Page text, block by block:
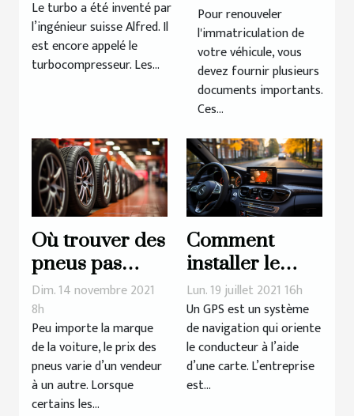
véhicule
Le turbo a été inventé par
l’ingénieur suisse Alfred. Il
est encore appelé le
turbocompresseur. Les...
renouveler
ma carte
grise ?
Pour renouveler
l'immatriculation de
votre véhicule, vous
devez fournir plusieurs
documents importants.
Ces...
Où trouver des
pneus pas
chers de
qualité pour
votre voiture ?
Dim. 14 novembre 2021
8h
Peu importe la marque
de la voiture, le prix des
pneus varie d’un vendeur
à un autre. Lorsque
certains les...
Comment
installer le
logiciel
d’actualisation
GPS ?
Lun. 19 juillet 2021 16h
Un GPS est un système
de navigation qui oriente
le conducteur à l’aide
d’une carte. L’entreprise
est...